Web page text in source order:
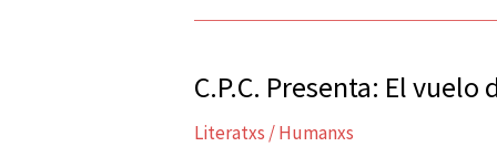
C.P.C. Presenta: El vuelo
Literatxs /Humanxs
C.P.C.
El